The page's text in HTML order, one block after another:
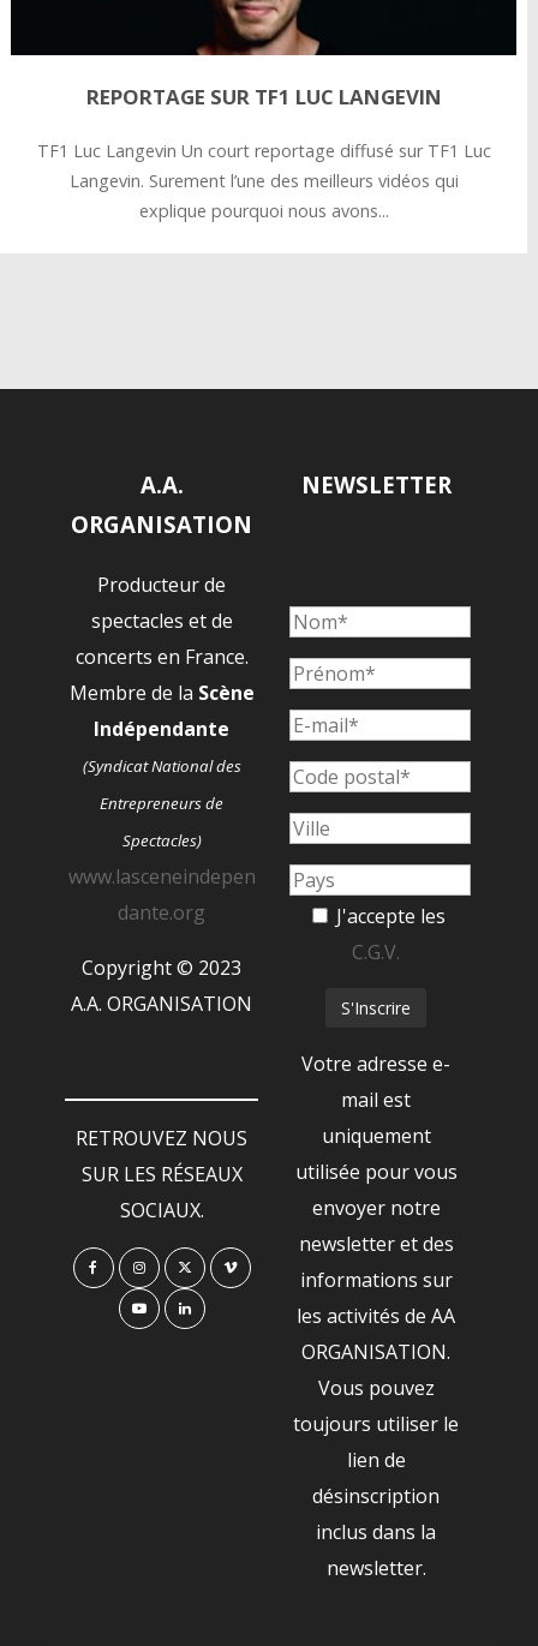
REPORTAGE SUR TF1 LUC LANGEVIN
TF1 Luc Langevin Un court reportage diffusé sur TF1 Luc
Langevin. Surement l’une des meilleurs vidéos qui
explique pourquoi nous avons...
A.A.
ORGANISATION
Producteur de
spectacles et de
concerts en France.
Membre de la Scène
Indépendante
(Syndicat National des
Entrepreneurs de
Spectacles)
www.lasceneindepen
dante.org
Copyright © 2023
A.A. ORGANISATION
RETROUVEZ NOUS
SUR LES RÉSEAUX
SOCIAUX.
NEWSLETTER
J'accepte les
C.G.V.
Votre adresse e-
mail est
uniquement
utilisée pour vous
envoyer notre
newsletter et des
informations sur
les activités de AA
ORGANISATION.
Vous pouvez
toujours utiliser le
lien de
désinscription
inclus dans la
newsletter.